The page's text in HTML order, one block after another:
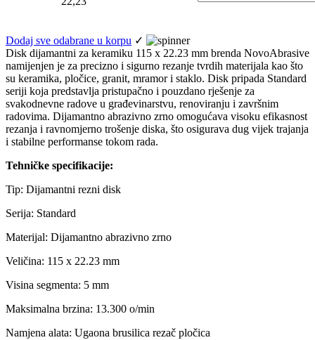
Dodaj sve odabrane u korpu ✓
Disk dijamantni za keramiku 115 x 22.23 mm brenda NovoAbrasive
namijenjen je za precizno i sigurno rezanje tvrdih materijala kao što
su keramika, pločice, granit, mramor i staklo. Disk pripada Standard
seriji koja predstavlja pristupačno i pouzdano rješenje za
svakodnevne radove u građevinarstvu, renoviranju i završnim
radovima. Dijamantno abrazivno zrno omogućava visoku efikasnost
rezanja i ravnomjerno trošenje diska, što osigurava dug vijek trajanja
i stabilne performanse tokom rada.
Tehničke specifikacije:
Tip: Dijamantni rezni disk
Serija: Standard
Materijal: Dijamantno abrazivno zrno
Veličina: 115 x 22.23 mm
Visina segmenta: 5 mm
Maksimalna brzina: 13.300 o/min
Namjena alata: Ugaona brusilica rezač pločica